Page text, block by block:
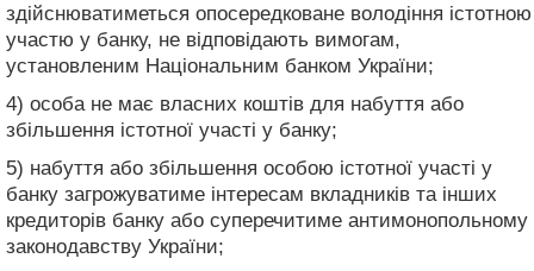
здійснюватиметься опосередковане володіння істотною
участю у банку, не відповідають вимогам,
установленим Національним банком України;
4) особа не має власних коштів для набуття або
збільшення істотної участі у банку;
5) набуття або збільшення особою істотної участі у
банку загрожуватиме інтересам вкладників та інших
кредиторів банку або суперечитиме антимонопольному
законодавству України;